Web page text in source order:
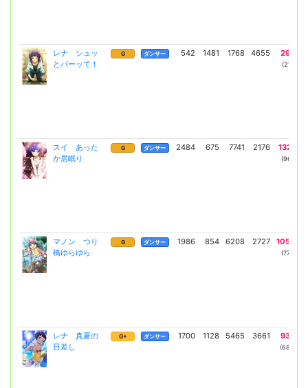
レナ シュッ
とバーッて！
G ダンサー 542 1481 1768 4655 2993
(2185)
スイ あった
か居眠り
G ダンサー 2484 675 7741 2176 13221
(9651)
マノン つり
橋ゆらゆら
G ダンサー 1986 854 6208 2727 10596
(7735)
レナ 真夏の
日差し
G+ ダンサー 1700 1128 5465 3661 9325
(6807)